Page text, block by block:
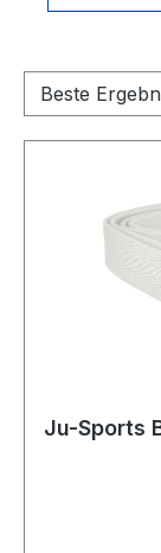
Ju-Sports